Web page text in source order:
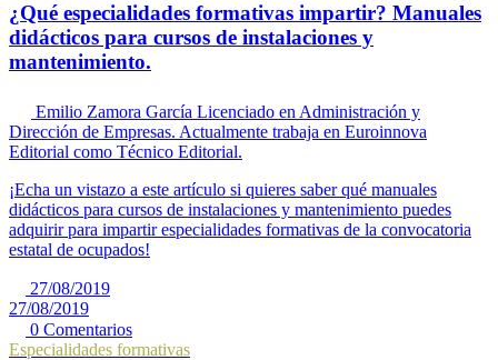
¿Qué especialidades formativas impartir? Manuales
didácticos para cursos de instalaciones y
mantenimiento.
Emilio Zamora García Licenciado en Administración y
Dirección de Empresas. Actualmente trabaja en Euroinnova
Editorial como Técnico Editorial.
¡Echa un vistazo a este artículo si quieres saber qué manuales
didácticos para cursos de instalaciones y mantenimiento puedes
adquirir para impartir especialidades formativas de la convocatoria
estatal de ocupados!
27/08/2019
27/08/2019
0 Comentarios
Especialidades formativas